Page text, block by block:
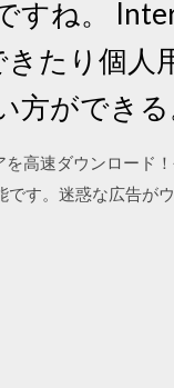
すね。
たり個人
ができる
高速ダウンロード
です。迷惑な広告が